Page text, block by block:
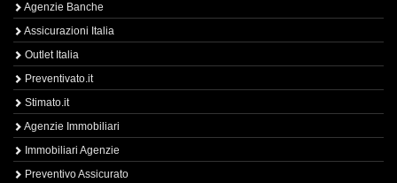
Agenzie Banche
Assicurazioni Italia
Outlet Italia
Preventivato.it
Stimato.it
Agenzie Immobiliari
Immobiliari Agenzie
Preventivo Assicurato